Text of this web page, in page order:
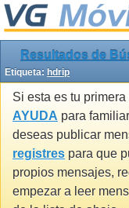
Resultados de
Etiqueta: hdrip
Si esta es tu
AYUDA para
deseas publicar
registres para que
propios mensajes,
empezar a leer